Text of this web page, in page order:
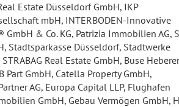
Estate Düsseldorf GmbH, IKP
mbH, INTERBODEN-Innovative
GmbH & Co. KG, Patrizia Immobilien AG,
Stadtsparkasse Düsseldorf, Stadtwerke
Real Estate GmbH, Buse Heberer
Part GmbH, Catella Property GmbH,
AG, Europa Capital LLP, Flughafen
GmbH, Gebau Vermögen GmbH,